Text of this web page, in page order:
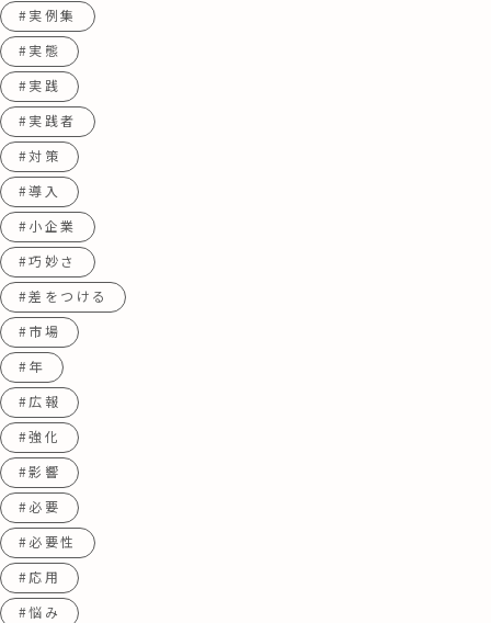
#実例集
#実態
#実践
#実践者
#対策
#導入
#小企業
#巧妙さ
#差をつける
#市場
#年
#広報
#強化
#影響
#必要
#必要性
#応用
#悩み